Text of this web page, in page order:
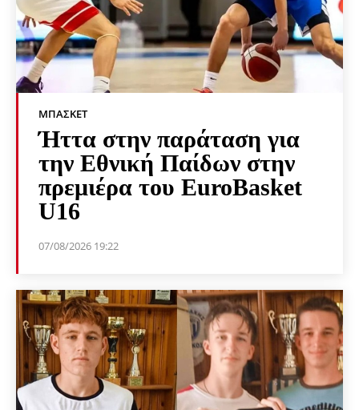
ΜΠΆΣΚΕΤ
Ήττα στην παράταση για
την Εθνική Παίδων στην
πρεμιέρα του EuroBasket
U16
07/08/2026 19:22